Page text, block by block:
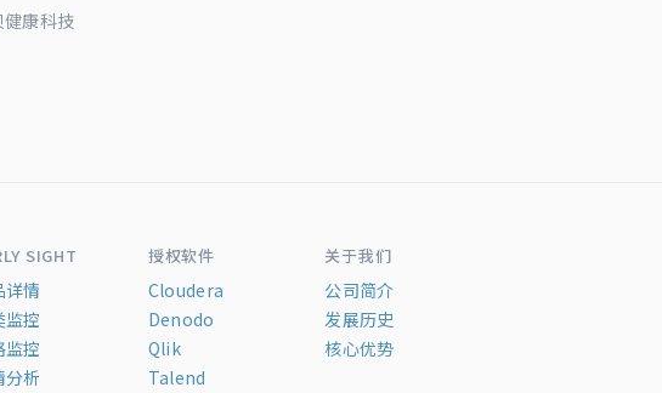
康科技
SIGHT
详情
监控
监控
分析
授权软件
Cloudera
Denodo
Qlik
Talend
关于我们
公司简介
发展历史
核心优势